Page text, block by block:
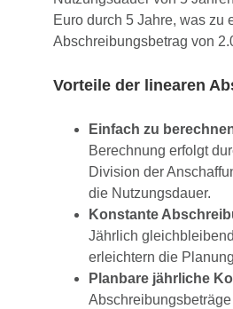
Euro durch 5 Jahre, was zu
Abschreibungsbetrag von
Vorteile der linearen
Einfach zu
Berechnung erfolgt
Division der
die Nutzungsdauer.
Konstante
Jährlich
erleichtern die
Planbare jährliche